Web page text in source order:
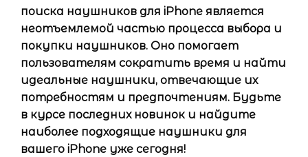
поиска наушников для iPhone является
неотъемлемой частью процесса выбора и
покупки наушников. Оно помогает
пользователям сократить время и найти
идеальные наушники, отвечающие их
потребностям и предпочтениям. Будьте
в курсе последних новинок и найдите
наиболее подходящие наушники для
вашего iPhone уже сегодня!